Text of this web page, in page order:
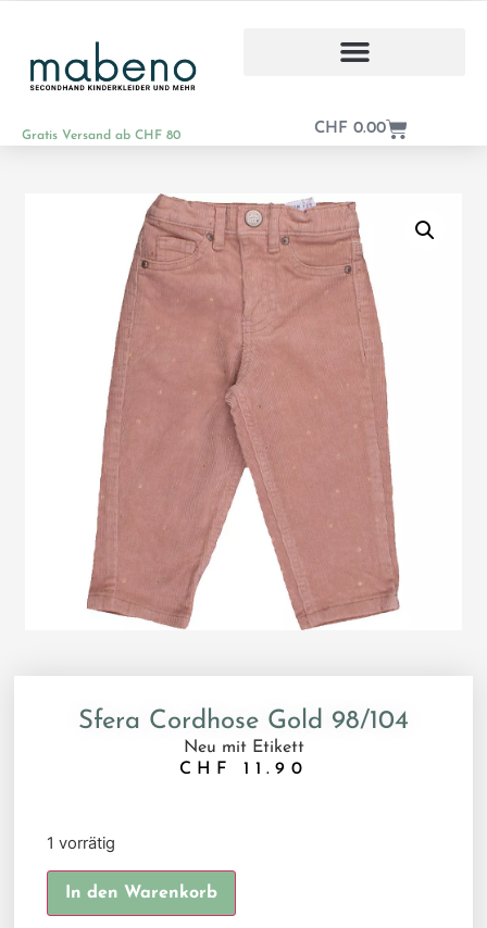
Gratis Versand ab CHF 80 CHF 0.00
Sfera Cordhose Gold 98/104
Neu mit Etikett
CHF
11.90
1 vorrätig
In den Warenkorb